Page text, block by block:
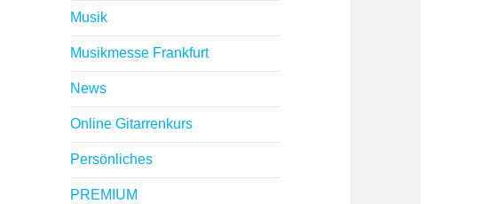
Musik
Musikmesse Frankfurt
News
Online Gitarrenkurs
Persönliches
PREMIUM